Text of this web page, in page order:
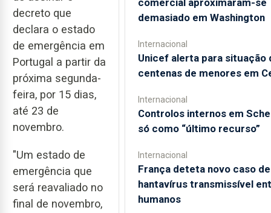
decreto que
declara o estado
de emergência em
Portugal a partir da
próxima segunda-
feira, por 15 dias,
até 23 de
novembro.
"Um estado de
emergência que
será reavaliado no
final de novembro,
comercial aproximaram-se
demasiado em Washington
Internacional
Unicef alerta para situação
centenas de menores em
Internacional
Controlos internos em
só como “último recurso”
Internacional
França deteta novo caso de
hantavírus transmissível
humanos